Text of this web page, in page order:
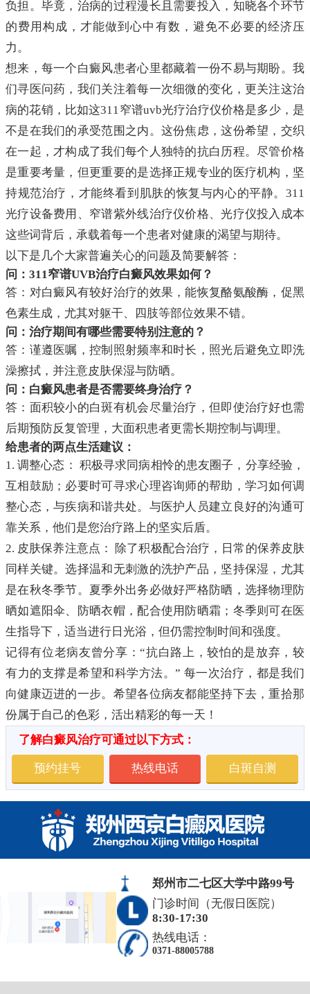
负担。毕竟，治病的过程漫长且需要投入，知晓各个环节
的费用构成，才能做到心中有数，避免不必要的经济压
力。
想来，每一个白癜风患者心里都藏着一份不易与期盼。我
们寻医问药，我们关注着每一次细微的变化，更关注这治
病的花销，比如这311窄谱uvb光疗治疗仪价格是多少，是
不是在我们的承受范围之内。这份焦虑，这份希望，交织
在一起，才构成了我们每个人独特的抗白历程。尽管价格
是重要考量，但更重要的是选择正规专业的医疗机构，坚
持规范治疗，才能终看到肌肤的恢复与内心的平静。311
光疗设备费用、窄谱紫外线治疗仪价格、光疗仪投入成本
这些词背后，承载着每一个患者对健康的渴望与期待。
以下是几个大家普遍关心的问题及简要解答：
问：311窄谱UVB治疗白癜风效果如何？
答：对白癜风有较好治疗的效果，能恢复酪氨酸酶，促黑
色素生成，尤其对躯干、四肢等部位效果不错。
问：治疗期间有哪些需要特别注意的？
答：谨遵医嘱，控制照射频率和时长，照光后避免立即洗
澡擦拭，并注意皮肤保湿与防晒。
问：白癜风患者是否需要终身治疗？
答：面积较小的白斑有机会尽量治疗，但即使治疗好也需
后期预防反复管理，大面积患者更需长期控制与调理。
给患者的两点生活建议：
1. 调整心态： 积极寻求同病相怜的患友圈子，分享经验，
互相鼓励；必要时可寻求心理咨询师的帮助，学习如何调
整心态，与疾病和谐共处。与医护人员建立良好的沟通可
靠关系，他们是您治疗路上的坚实后盾。
2. 皮肤保养注意点： 除了积极配合治疗，日常的保养皮肤
同样关键。选择温和无刺激的洗护产品，坚持保湿，尤其
是在秋冬季节。夏季外出务必做好严格防晒，选择物理防
晒如遮阳伞、防晒衣帽，配合使用防晒霜；冬季则可在医
生指导下，适当进行日光浴，但仍需控制时间和强度。
记得有位老病友曾分享：“抗白路上，较怕的是放弃，较
有力的支撑是希望和科学方法。” 每一次治疗，都是我们
向健康迈进的一步。希望各位病友都能坚持下去，重拾那
份属于自己的色彩，活出精彩的每一天！
了解白癜风治疗可通过以下方式：
预约挂号 热线电话 白斑自测
郑州市二七区大学中路99号
门诊时间（无假日医院）
8:30-17:30
热线电话：
0371-88005788